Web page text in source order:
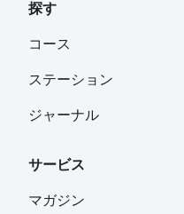
探す
コース
ステーション
ジャーナル
サービス
マガジン